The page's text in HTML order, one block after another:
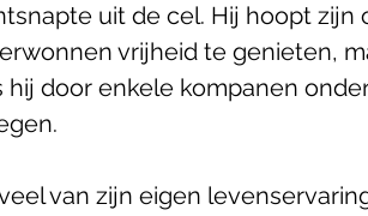
uit de cel. Hij hoopt zijn
vrijheid te genieten,
door enkele kompanen
van zijn eigen